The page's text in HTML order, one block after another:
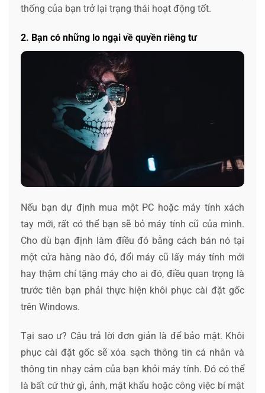
thống của bạn trở lại trạng thái hoạt động tốt.
2. Bạn có những lo ngại về quyền riêng tư
Nếu bạn dự định mua một PC hoặc máy tính xách
tay mới, rất có thể bạn sẽ bỏ máy tính cũ của mình.
Cho dù bạn định làm điều đó bằng cách bán nó tại
một cửa hàng nào đó, đổi máy cũ lấy máy tính mới
hay thậm chí tặng máy cho ai đó, điều quan trọng là
trước tiên bạn phải thực hiện khôi phục cài đặt gốc
trên Windows.
Tại sao ư? Câu trả lời đơn giản là để bảo mật. Khôi
phục cài đặt gốc sẽ xóa sạch thông tin cá nhân và
thông tin nhạy cảm của bạn khỏi máy tính. Đó có thể
là bất cứ thứ gì, ảnh, mật khẩu hoặc công việc bí mật